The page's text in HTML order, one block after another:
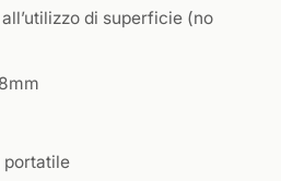
di superficie (no
portatile